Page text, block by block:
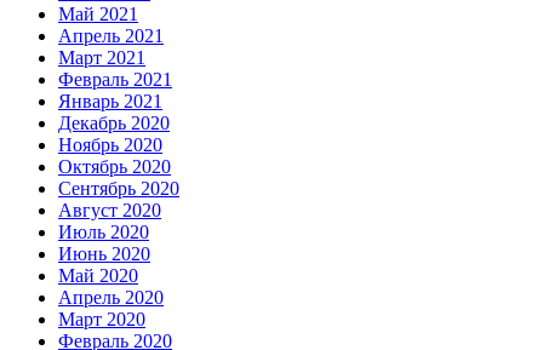
Май 2021
Апрель 2021
Март 2021
Февраль 2021
Январь 2021
Декабрь 2020
Ноябрь 2020
Октябрь 2020
Сентябрь 2020
Август 2020
Июль 2020
Июнь 2020
Май 2020
Апрель 2020
Март 2020
Февраль 2020